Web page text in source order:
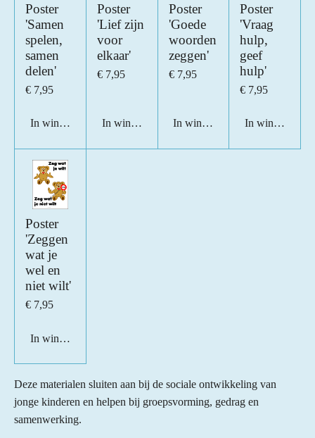
Poster
'Samen
spelen,
samen
delen'
€ 7,95
In winkelwagen
Poster
'Lief zijn
voor
elkaar'
€ 7,95
In winkelwagen
Poster
'Goede
woorden
zeggen'
€ 7,95
In winkelwagen
Poster
'Vraag
hulp,
geef
hulp'
€ 7,95
In
Poster
'Zeggen
wat je
wel en
niet wilt'
€ 7,95
In winkelwagen
Deze materialen sluiten aan bij de sociale ontwikkeling van
jonge kinderen en helpen bij groepsvorming, gedrag en
samenwerking.